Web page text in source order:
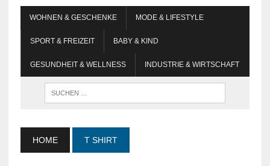
WOHNEN & GESCHENKE MODE & LIFESTYLE
SPORT & FREIZEIT BABY & KIND
GESUNDHEIT & WELLNESS INDUSTRIE & WIRTSCHAFT
HOME T SHIRT